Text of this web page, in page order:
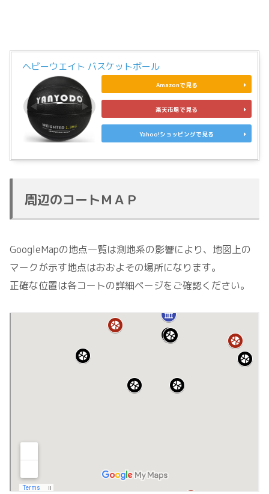
ヘビーウエイト バスケットボール
Amazonで見る
楽天市場で見る
Yahoo!ショッピングで見る
周辺のコートＭＡＰ
GoogleMapの地点一覧は測地系の影響により、地図上の
マークが示す地点はおおよその場所になります。
正確な位置は各コートの詳細ページをご確認ください。